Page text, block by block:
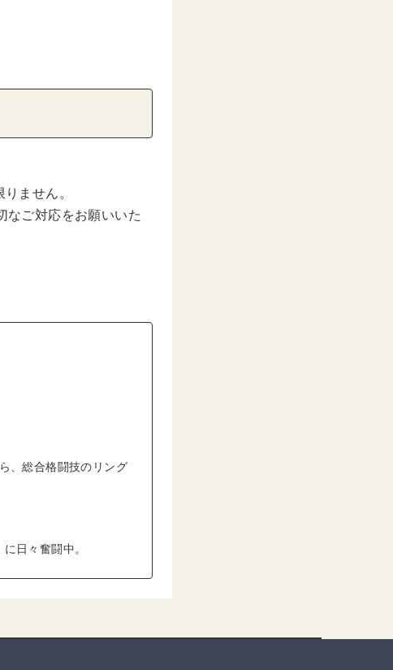
ません。
なご対応をお願いいた
、総合格闘技のリング
日々奮闘中。